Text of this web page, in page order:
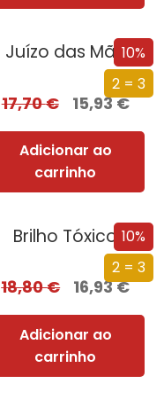
10%
2 = 3
O Juízo das Mãos – Volume 1 | O Dragão da Montanha
17,70€ 15,93€
Adicionar ao
carrinho
10%
2 = 3
Brilho Tóxico
18,80€ 16,93€
Adicionar ao
carrinho